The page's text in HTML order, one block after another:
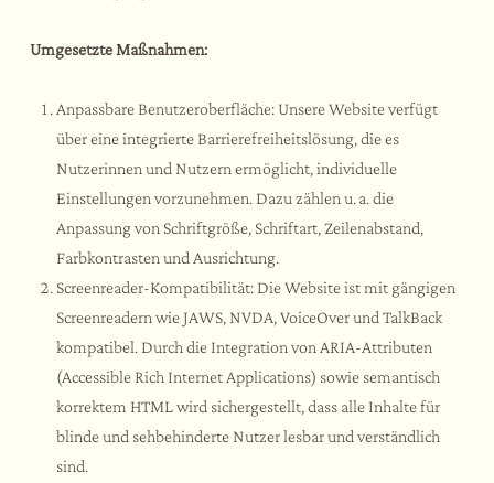
Umgesetzte Maßnahmen:
Anpassbare Benutzeroberfläche: Unsere Website verfügt
über eine integrierte Barrierefreiheitslösung, die es
Nutzerinnen und Nutzern ermöglicht, individuelle
Einstellungen vorzunehmen. Dazu zählen u. a. die
Anpassung von Schriftgröße, Schriftart, Zeilenabstand,
Farbkontrasten und Ausrichtung.
Screenreader-Kompatibilität: Die Website ist mit gängigen
Screenreadern wie JAWS, NVDA, VoiceOver und TalkBack
kompatibel. Durch die Integration von ARIA-Attributen
(Accessible Rich Internet Applications) sowie semantisch
korrektem HTML wird sichergestellt, dass alle Inhalte für
blinde und sehbehinderte Nutzer lesbar und verständlich
sind.